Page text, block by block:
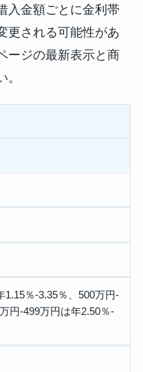
入金額ごとに金利帯
更される可能性があ
ージの最新表示と商
1.15％-3.35％、500万円-
円-499万円は年2.50％-